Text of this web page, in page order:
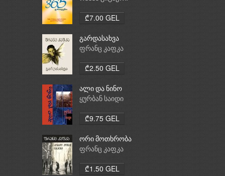
₾7.00 GEL
გარდასახვა
ფრანც კაფკა
₾2.50 GEL
ალი და ნინო
ყურბან საიდი
₾9.75 GEL
ორი მოთხრობა
ფრანც კაფკა
₾1.50 GEL